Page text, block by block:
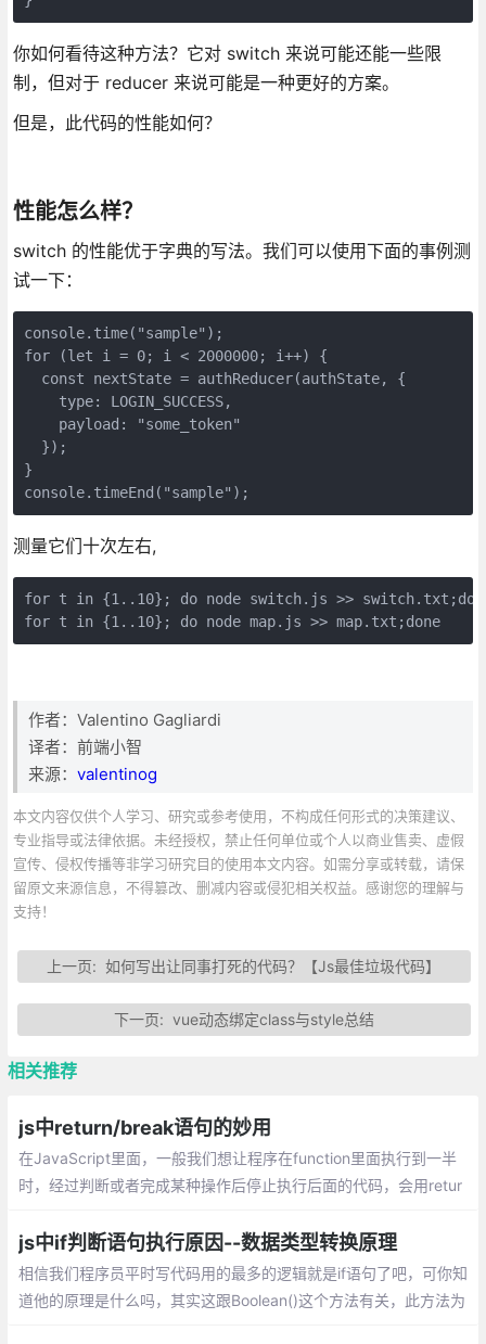
你如何看待这种方法？它对 switch 来说可能还能一些限
制，但对于 reducer 来说可能是一种更好的方案。
但是，此代码的性能如何？
性能怎么样？
switch 的性能优于字典的写法。我们可以使用下面的事例测
试一下：
console.time("sample");
for (let i = 0; i < 2000000; i++) {
  const nextState = authReducer(authState, {
    type: LOGIN_SUCCESS,
    payload: "some_token"
  });
}
console.timeEnd("sample");
测量它们十次左右,
for t in {1..10}; do node switch.js >>
for t in {1..10}; do node map.js >> map.txt;done
作者：Valentino Gagliardi
译者：前端小智
来源： valentinog
本文内容仅供个人学习、研究或参考使用，不构成任何形式的决策建议、
专业指导或法律依据。未经授权，禁止任何单位或个人以商业售卖、虚假
宣传、侵权传播等非学习研究目的使用本文内容。如需分享或转载，请保
留原文来源信息，不得篡改、删减内容或侵犯相关权益。感谢您的理解与
支持！
上一页:如何写出让同事打死的代码？【Js最佳垃圾代码】
下一页: vue动态绑定class与style总结
相关推荐
js中return/break语句的妙用
在JavaScript里面，一般我们想让程序在function里面执行到一半
时，经过判断或者完成某种操作后停止执行后面的代码，会用retur
控制逻辑的流程。
js中if判断语句执行原因--数据类型转换原理
相信我们程序员平时写代码用的最多的逻辑就是if语句了吧，可你知
道他的原理是什么吗，其实这跟Boolean()这个方法有关，此方法为